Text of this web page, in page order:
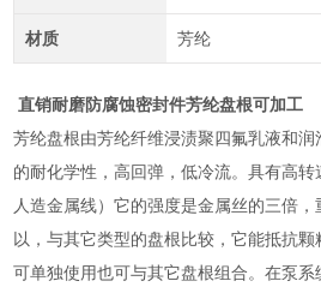
材质 芳纶
直销耐磨防腐蚀密封件芳纶盘根可加工
芳纶盘根由芳纶纤维浸渍聚四氟乳液和
的耐化学性，高回弹，低冷流。具有高
人造金属线）它的强度是金属丝的三倍
以，与其它类型的盘根比较，它能抵抗
可单独使用也可与其它盘根组合。在泵